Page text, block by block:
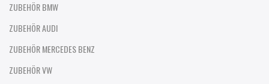
ZUBEHÖR BMW
ZUBEHÖR AUDI
ZUBEHÖR MERCEDES BENZ
ZUBEHÖR VW